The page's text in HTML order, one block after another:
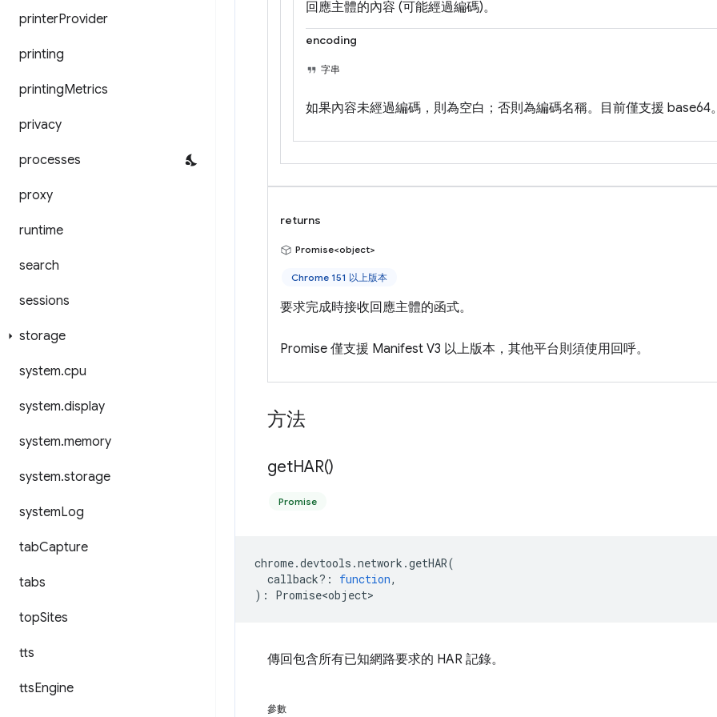
printerProvider
printing
printingMetrics
privacy
processes
proxy
runtime
search
sessions
storage
system.cpu
system.display
system.memory
system.storage
systemLog
tabCapture
tabs
topSites
tts
ttsEngine
回應主體的內容 (可能經過編碼)。
encoding
字串
如果內容未經過編碼，則為空白；否則為編碼名稱。目前僅支援 base64
returns
Promise<object>
Chrome 151 以上版本
要求完成時接收回應主體的函式。
Promise 僅支援 Manifest V3 以上版本，其他平台則須使用回呼。
方法
getHAR()
Promise
chrome.devtools .network .getHAR(
callback? : function,
) : Promise<object>
傳回包含所有已知網路要求的 HAR 記錄。
參數